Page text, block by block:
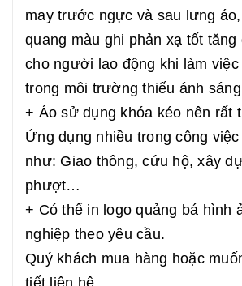
may trước ngực và sau lưng
quang màu ghi phản xạ tốt tăng
cho người lao động khi làm việc
trong môi trường thiếu ánh
+ Áo sử dụng khóa kéo nên rất
Ứng dụng nhiều trong công
như: Giao thông, cứu hộ, xây
phượt…
+ Có thể in logo quảng bá hình
nghiệp theo yêu cầu.
Quý khách mua hàng hoặc
tiết liên hệ